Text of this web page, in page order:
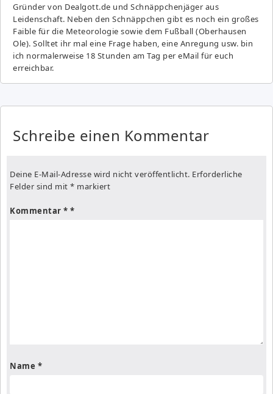
Gründer von Dealgott.de und Schnäppchenjäger aus
Leidenschaft. Neben den Schnäppchen gibt es noch ein großes
Fai­ble für die Meteorologie sowie dem Fußball (Oberhausen
Ole). Solltet ihr mal eine Frage haben, eine Anregung usw. bin
ich normalerweise 18 Stunden am Tag per eMail für euch
erreichbar.
Schreibe einen Kommentar
Deine E-Mail-Adresse wird nicht veröffentlicht. Erforderliche
Felder sind mit * markiert
Kommentar *
Name *